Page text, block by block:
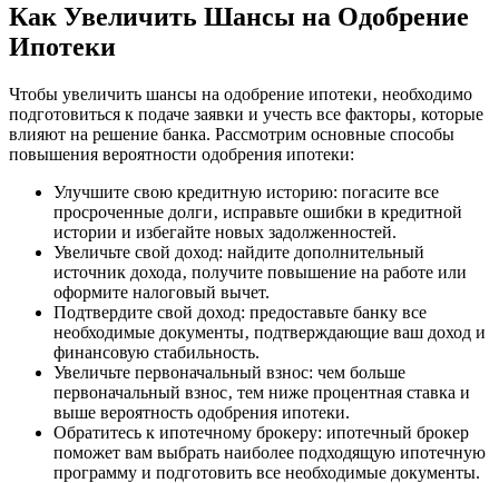
Как Увеличить Шансы на Одобрение
Ипотеки
Чтобы увеличить шансы на одобрение ипотеки‚ необходимо
подготовиться к подаче заявки и учесть все факторы‚ которые
влияют на решение банка. Рассмотрим основные способы
повышения вероятности одобрения ипотеки:
Улучшите свою кредитную историю: погасите все
просроченные долги‚ исправьте ошибки в кредитной
истории и избегайте новых задолженностей.
Увеличьте свой доход: найдите дополнительный
источник дохода‚ получите повышение на работе или
оформите налоговый вычет.
Подтвердите свой доход: предоставьте банку все
необходимые документы‚ подтверждающие ваш доход и
финансовую стабильность.
Увеличьте первоначальный взнос: чем больше
первоначальный взнос‚ тем ниже процентная ставка и
выше вероятность одобрения ипотеки.
Обратитесь к ипотечному брокеру: ипотечный брокер
поможет вам выбрать наиболее подходящую ипотечную
программу и подготовить все необходимые документы.